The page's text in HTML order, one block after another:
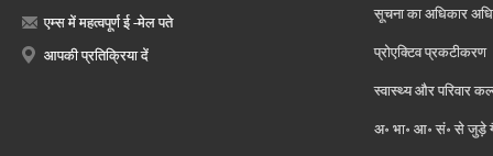
एम्स में महत्वपूर्ण ई -मेल पते
आपकी प्रतिक्रिया दें
सूचना का अधिकार
प्रोएक्टिव प्रकटीकरण
स्वास्थ्य और परिवार
अ॰ भा॰ आ॰ सं॰ से जुड़े